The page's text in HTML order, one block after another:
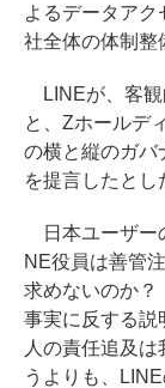
よるデータアク
社全体の体制整
LINEが、客観
と、Zホールデ
の横と縦のガバ
を提言したとし
日本ユーザー
NE役員は善管
求めないのか
事実に反する説
人の責任追及
うよりも、